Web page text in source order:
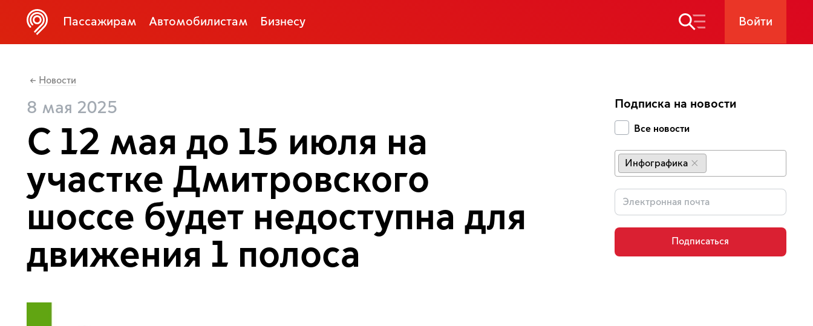
Пассажирам Автомобилистам Бизнесу Войти
← Новости
8 мая 2025
С 12 мая до 15 июля на
участке Дмитровского
шоссе будет недоступна для
движения 1 полоса
Подписка на новости
Все новости
Инфографика
Подписаться